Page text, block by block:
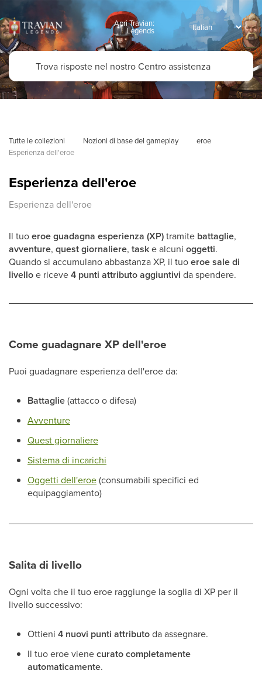
Apri Travian:
Legends
Tutte le collezioni Nozioni di base del gameplay
eroe
Esperienza dell'eroe
Esperienza dell'eroe
Esperienza dell'eroe
Il tuoeroe guadagna esperienza (XP)tramite battaglie,
avventure, quest giornaliere, taske alcuni oggetti.
Quando si accumulano abbastanza XP, il tuoeroe sale di
livelloe riceve4 punti attributo aggiuntivi da spendere.
Come guadagnare XP dell'eroe
Puoi guadagnare esperienza dell'eroe da:
Battaglie(attacco o difesa)
Avventure
Quest giornaliere
Sistema di incarichi
Oggetti dell'eroe(consumabili specifici ed
equipaggiamento)
Salita di livello
Ogni volta che il tuo eroe raggiunge la soglia di XP per il
livello successivo:
Ottieni 4 nuovi punti attributoda assegnare.
Il tuo eroe vienecurato completamente
automaticamente.